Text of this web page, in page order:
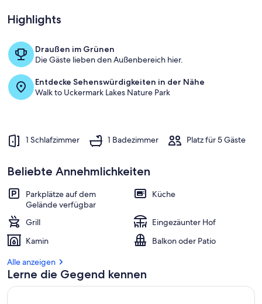
Stadtmauer am See
Highlights
Draußen im Grünen
Die Gäste lieben den Außenbereich hier.
Entdecke Sehenswürdigkeiten in der Nähe
Walk to Uckermark Lakes Nature Park
1 Schlafzimmer 1 Badezimmer Platz für 5 Gäste
Beliebte Annehmlichkeiten
Parkplätze auf dem
Gelände verfügbar
Küche
Grill
Eingezäunter Hof
Kamin
Balkon oder Patio
Alle anzeigen
Lerne die Gegend kennen